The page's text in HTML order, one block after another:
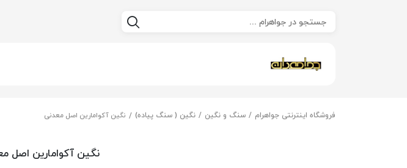
فروشگاه اینترنتی جواهرام سنگ و نگین نگین ( سنگ پیاده) نگین آکوامارین اصل معدنی
نگین آکوامارین اصل